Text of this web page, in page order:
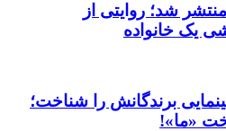
شد؛ روایتی از
یک خانواده
برندگانش را شناخت؛
«ما»!